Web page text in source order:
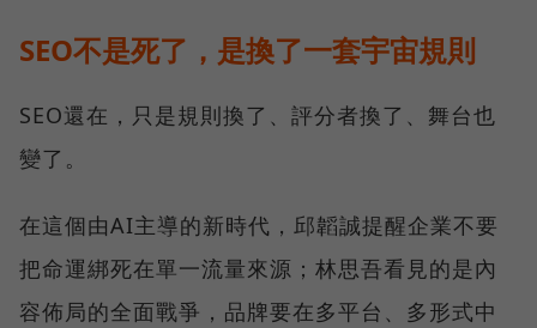
SEO不是死了，是換了一套宇宙規則
SEO還在，只是規則換了、評分者換了、舞台也
變了。
在這個由AI主導的新時代，邱韜誠提醒企業不要
把命運綁死在單一流量來源；林思吾看見的是內
容佈局的全面戰爭，品牌要在多平台、多形式中